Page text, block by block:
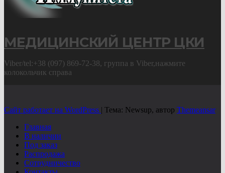
МЕДИЦИНСКИЙ ЦЕНТР ЦКИ
Viber/tel:+38 (097) 869-72-38, группа в Viber,нажмите
колокольчик справа
Сайт работает на WordPress | Тема: Newsup, автор Themeansar
Главная
В наличии
Под заказ
Распродажа
Сотрудничество